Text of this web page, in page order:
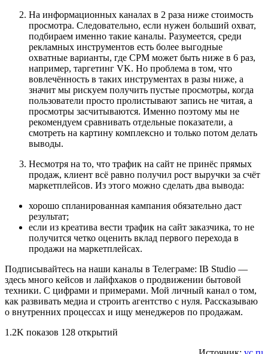
На информационных каналах в 2 раза ниже стоимость
просмотра. Следовательно, если нужен больший охват,
подбираем именно такие каналы. Разумеется, среди
рекламных инструментов есть более выгодные
охватные варианты, где CPM может быть ниже в 6 раз,
например, таргетинг VK. Но проблема в том, что
вовлечённость в таких инструментах в разы ниже, а
значит мы рискуем получить пустые просмотры, когда
пользователи просто пролистывают запись не читая, а
просмотры засчитываются. Именно поэтому мы не
рекомендуем сравнивать отдельные показатели, а
смотреть на картину комплексно и только потом делать
выводы.
Несмотря на то, что трафик на сайт не принёс прямых
продаж, клиент всё равно получил рост выручки за счёт
маркетплейсов. Из этого можно сделать два вывода:
хорошо спланированная кампания обязательно даст
результат;
если из креатива вести трафик на сайт заказчика, то не
получится четко оценить вклад первого перехода в
продажи на маркетплейсах.
Подписывайтесь на наши каналы в Телеграме: IB Studio —
здесь много кейсов и лайфхаков о продвижении бытовой
техники. С цифрами и примерами. Мой личный канал о том,
как развивать медиа и строить агентство с нуля. Рассказываю
о внутренних процессах и ищу менеджеров по продажам.
1.2K показов 128 открытий